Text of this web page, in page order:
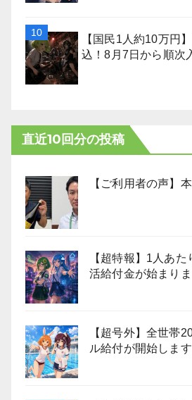
【国民1人約10万円
込！8月7日から順次
直近10回分の投稿
【ご利用者の声】
【超特報】1人あ
活給付金が始まりま
【超号外】全世帯
ル給付が開始します